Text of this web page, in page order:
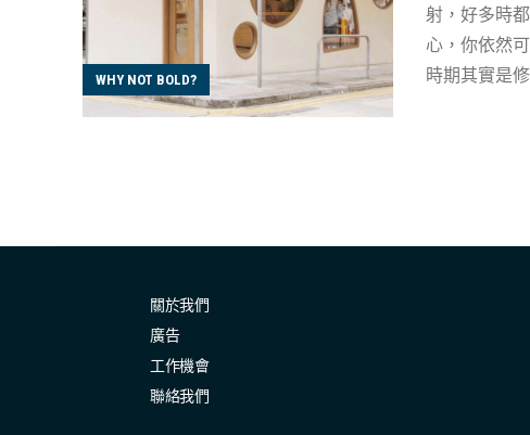
WHY NOT BOLD?
射，好多時
心，你依然可以將興
時期其實是
出貨量。「
關於我們
廣告
工作機會
聯絡我們